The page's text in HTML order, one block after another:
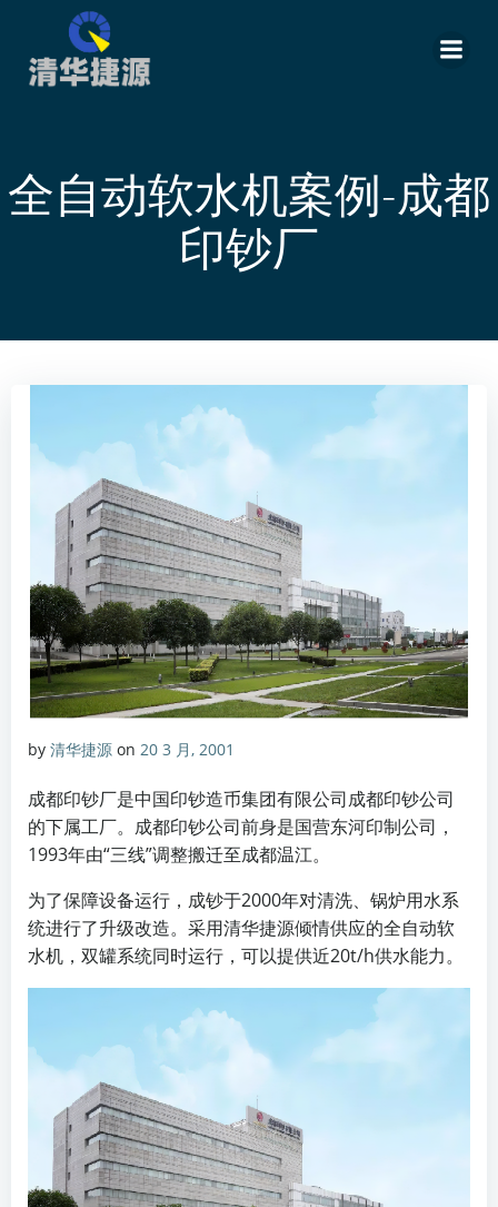
全自动软水机案例-成都
印钞厂
by 清华捷源 on 20 3 月, 2001
成都印钞厂是中国印钞造币集团有限公司成都印钞公司
的下属工厂。成都印钞公司前身是国营东河印制公司，
1993年由“三线”调整搬迁至成都温江。
为了保障设备运行，成钞于2000年对清洗、锅炉用水系
统进行了升级改造。采用清华捷源倾情供应的全自动软
水机，双罐系统同时运行，可以提供近20t/h供水能力。